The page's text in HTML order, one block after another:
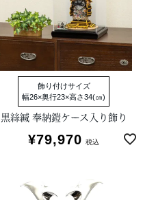
飾り付けサイズ
幅26×奥行23×高さ34(㎝)
黒絲縅 奉納鎧ケース入り飾り
¥79,970 税込